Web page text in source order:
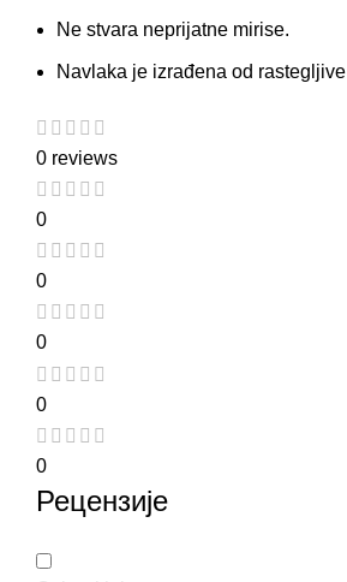
Ne stvara neprijatne mirise.
Navlaka je izrađena od rastegljive
0 reviews
0
0
0
0
0
Рецензије